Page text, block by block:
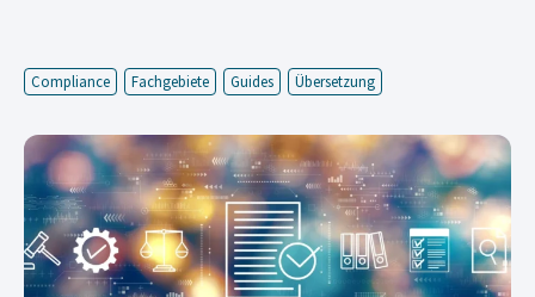
Compliance Fachgebiete Guides Übersetzung